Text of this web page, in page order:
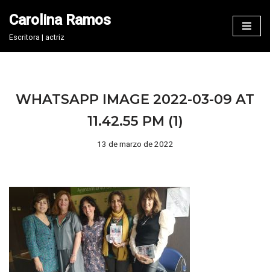
Saltar
Carolina Ramos
Escritora | actriz
WHATSAPP IMAGE 2022-03-09 AT
11.42.55 PM (1)
13 de marzo de 2022